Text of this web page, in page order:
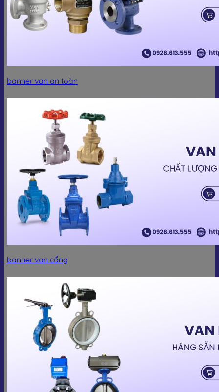
banner van an toàn
banner van cổng